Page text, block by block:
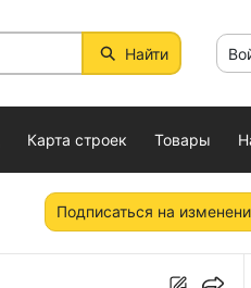
Найти
Карта строек Товары
Подписаться на